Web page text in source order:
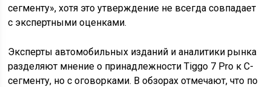
сегменту», хотя это утверждение не всегда совпадает
с экспертными оценками.
Эксперты автомобильных изданий и аналитики рынка
разделяют мнение о принадлежности Tiggo 7 Pro к C-
сегменту, но с оговорками. В обзорах отмечают, что по